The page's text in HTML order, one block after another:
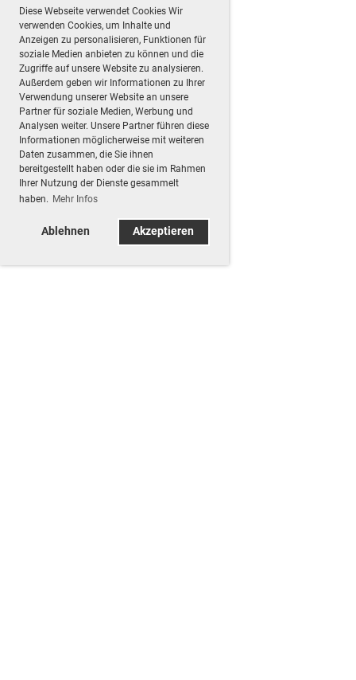
Diese Webseite verwendet Cookies Wir
verwenden Cookies, um Inhalte und
Anzeigen zu personalisieren, Funktionen für
soziale Medien anbieten zu können und die
Zugriffe auf unsere Website zu analysieren.
Außerdem geben wir Informationen zu Ihrer
Verwendung unserer Website an unsere
Partner für soziale Medien, Werbung und
Analysen weiter. Unsere Partner führen diese
Informationen möglicherweise mit weiteren
Daten zusammen, die Sie ihnen
bereitgestellt haben oder die sie im Rahmen
Ihrer Nutzung der Dienste gesammelt
haben. Mehr Infos
Ablehnen Akzeptieren